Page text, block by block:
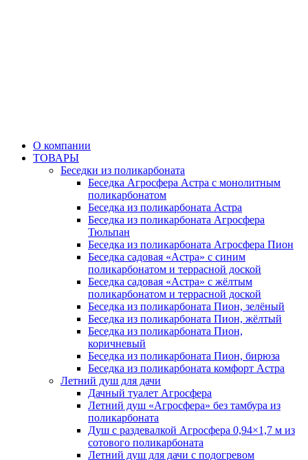
О компании
ТОВАРЫ
Беседки из поликарбоната
Беседка Агросфера Астра с монолитным
поликарбонатом
Беседка из поликарбоната Астра
Беседка из поликарбоната Агросфера
Тюльпан
Беседка из поликарбоната Агросфера Пион
Беседка садовая «Астра» с синим
поликарбонатом и террасной доской
Беседка садовая «Астра» с жёлтым
поликарбонатом и террасной доской
Беседка из поликарбоната Пион, зелёный
Беседка из поликарбоната Пион, жёлтый
Беседка из поликарбоната Пион,
коричневый
Беседка из поликарбоната Пион, бирюза
Беседка из поликарбоната комфорт Астра
Летний душ для дачи
Дачный туалет Агросфера
Летний душ «Агросфера» без тамбура из
поликарбоната
Душ с раздевалкой Агросфера 0,94×1,7 м из
сотового поликарбоната
Летний душ для дачи с подогревом